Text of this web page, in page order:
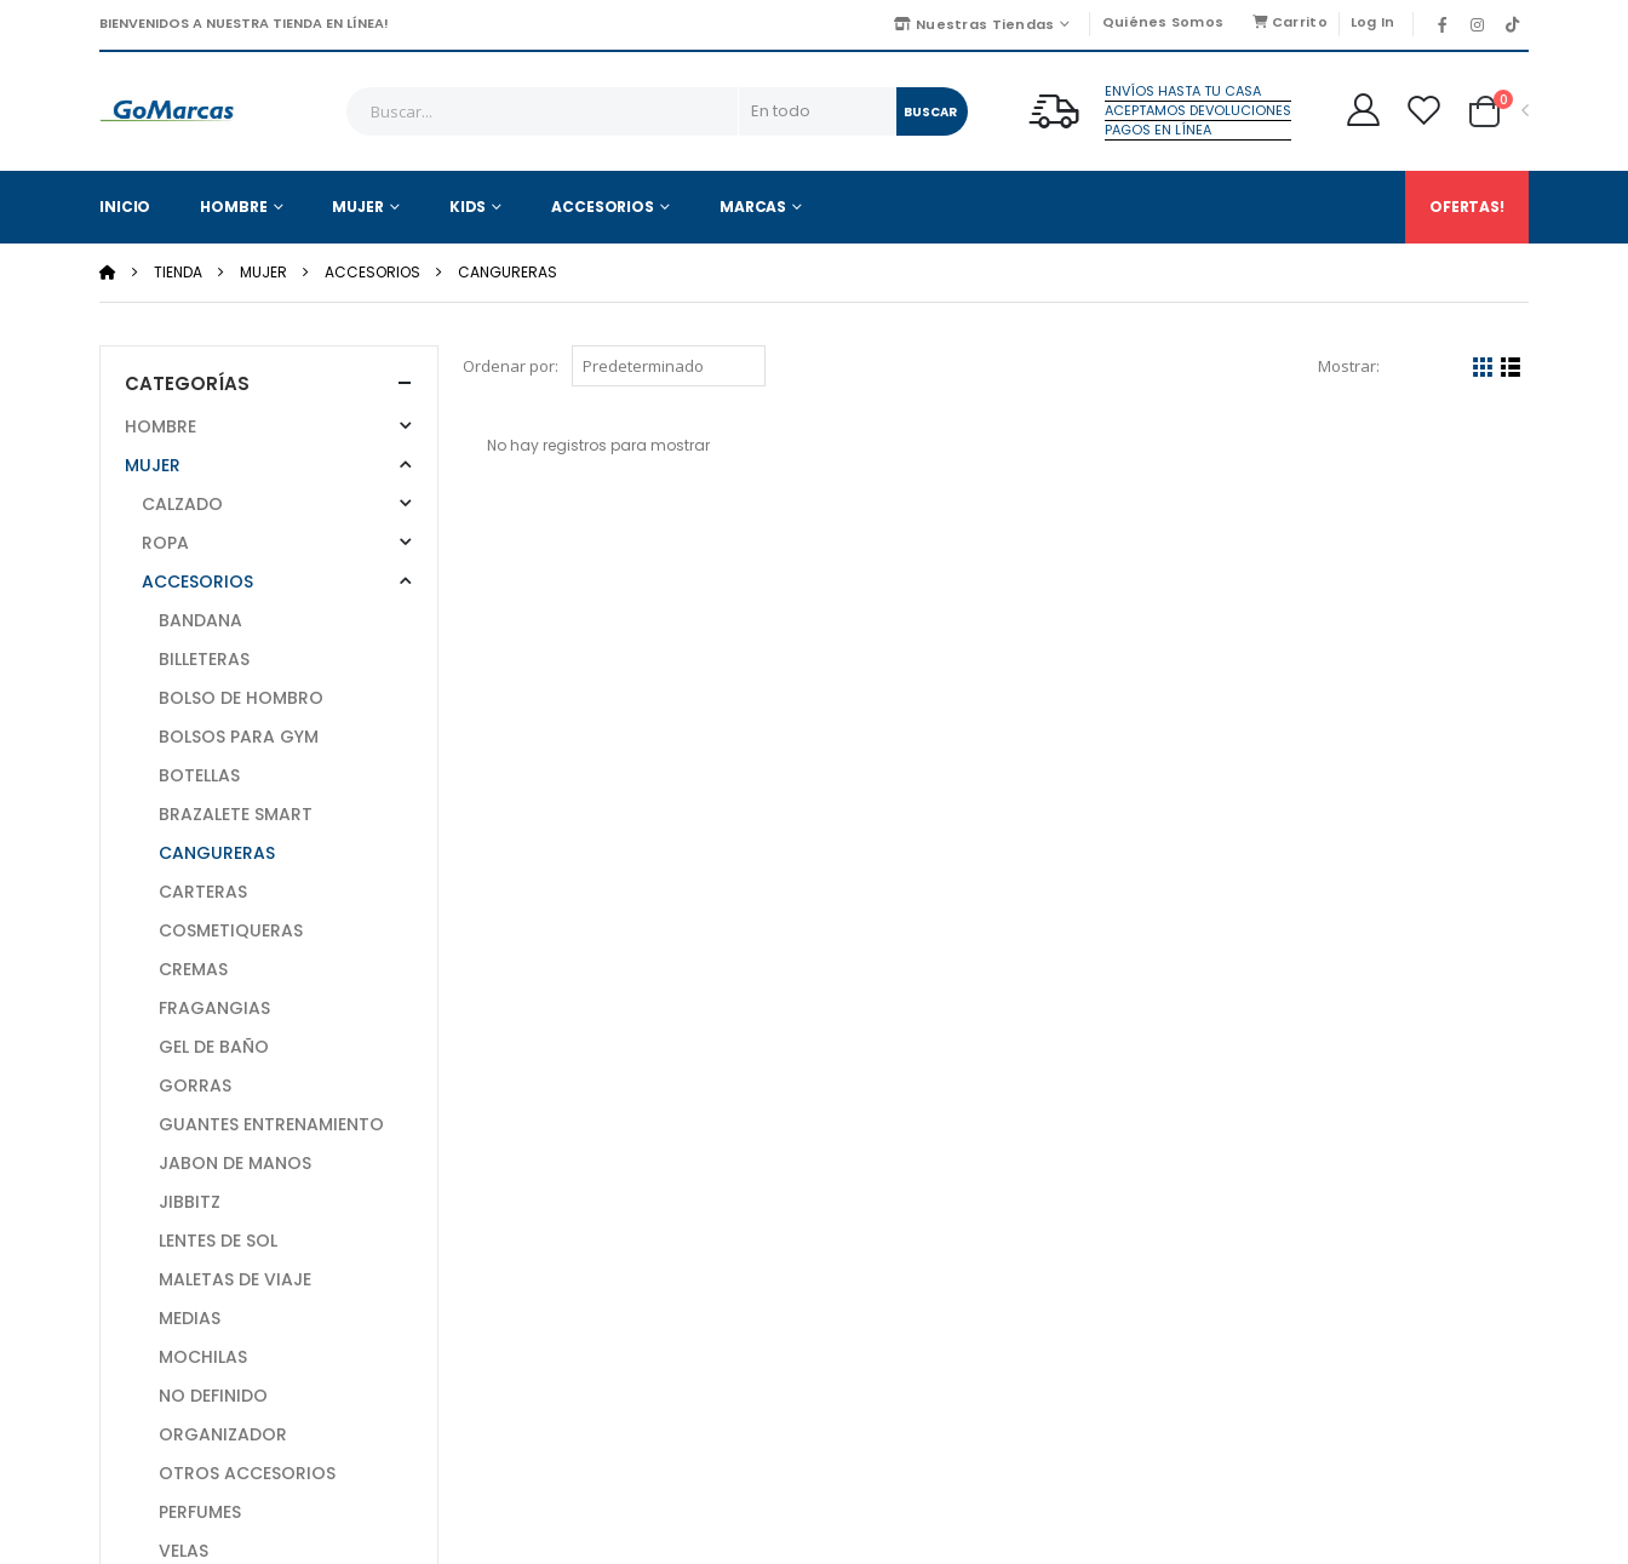
BIENVENIDOS A NUESTRA TIENDA EN LÍNEA! Nuestras Tiendas Quiénes Somos Carrito Log In
BUSCAR
ENVÍOS HASTA TU CASA
ACEPTAMOS DEVOLUCIONES
PAGOS EN LÍNEA
0
INICIO HOMBRE MUJER KIDS ACCESORIOS MARCAS OFERTAS!
TIENDA MUJER ACCESORIOS CANGURERAS
Ordenar por: Mostrar:
No hay registros para mostrar
CATEGORÍAS
HOMBRE
MUJER
CALZADO
ROPA
ACCESORIOS
BANDANA
BILLETERAS
BOLSO DE HOMBRO
BOLSOS PARA GYM
BOTELLAS
BRAZALETE SMART
CANGURERAS
CARTERAS
COSMETIQUERAS
CREMAS
FRAGANGIAS
GEL DE BAÑO
GORRAS
GUANTES ENTRENAMIENTO
JABON DE MANOS
JIBBITZ
LENTES DE SOL
MALETAS DE VIAJE
MEDIAS
MOCHILAS
NO DEFINIDO
ORGANIZADOR
OTROS ACCESORIOS
PERFUMES
VELAS